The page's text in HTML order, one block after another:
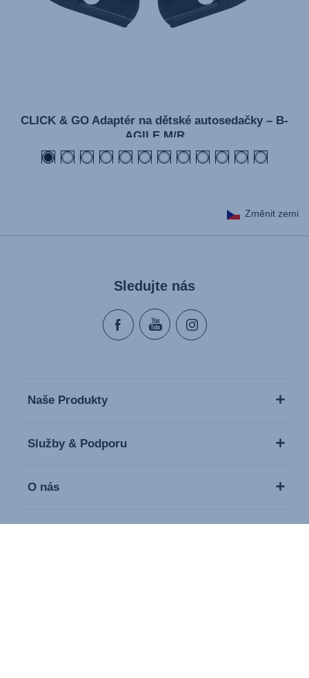
CLICK & GO Adaptér na dětské autosedačky – B-
AGILE M/R
Změnit zemi
Sledujte nás
Naše Produkty
Služby & Podporu
O nás